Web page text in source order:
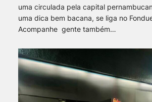
uma circulada pela capital
uma dica bem bacana, se liga no
Acompanhe gente também…